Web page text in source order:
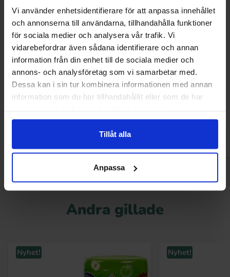
Vi använder enhetsidentifierare för att anpassa innehållet
och annonserna till användarna, tillhandahålla funktioner
för sociala medier och analysera vår trafik. Vi
vidarebefordrar även sådana identifierare och annan
information från din enhet till de sociala medier och
annons- och analysföretag som vi samarbetar med.
Dessa kan i sin tur kombinera informationen med annan
information som du har tillhandahållit eller som de har
Tillåt alla
Anpassa
Terrys Mint Chokladkaka 90g x 20st
Milka Chokladkaka
Andra gillade
Nyhet! Nyhet!